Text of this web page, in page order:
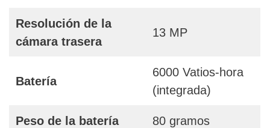
Resolución de la
cámara trasera
13 MP
Batería
6000 Vatios-hora
(integrada)
Peso de la batería 80 gramos